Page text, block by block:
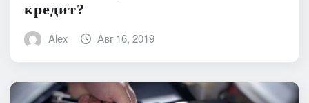
кредит?
Alex Авг 16, 2019